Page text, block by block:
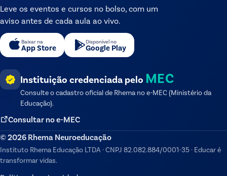
Leve os eventos e cursos no bolso, com um
aviso antes de cada aula ao vivo.
Baixar na
App Store
Disponível no
Google Play
Instituição credenciada pelo MEC
Consulte o cadastro oficial de Rhema no e-MEC (Ministério da
Educação).
Consultar no e-MEC
©2026 Rhema Neuroeducação
Instituto Rhema Educação LTDA ·CNPJ 82.082.884/0001-35 · Educar é
transformar vidas.